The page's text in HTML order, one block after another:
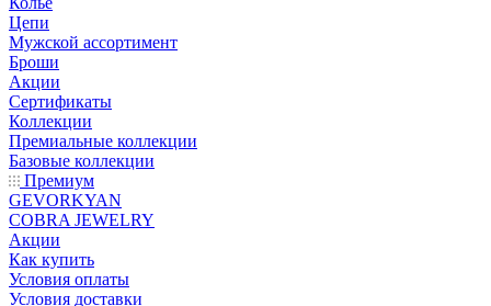
Цепи
Мужской ассортимент
Броши
Акции
Сертификаты
Коллекции
Премиальные коллекции
Базовые коллекции
Премиум
GEVORKYAN
COBRA JEWELRY
Акции
Как купить
Условия оплаты
Условия доставки